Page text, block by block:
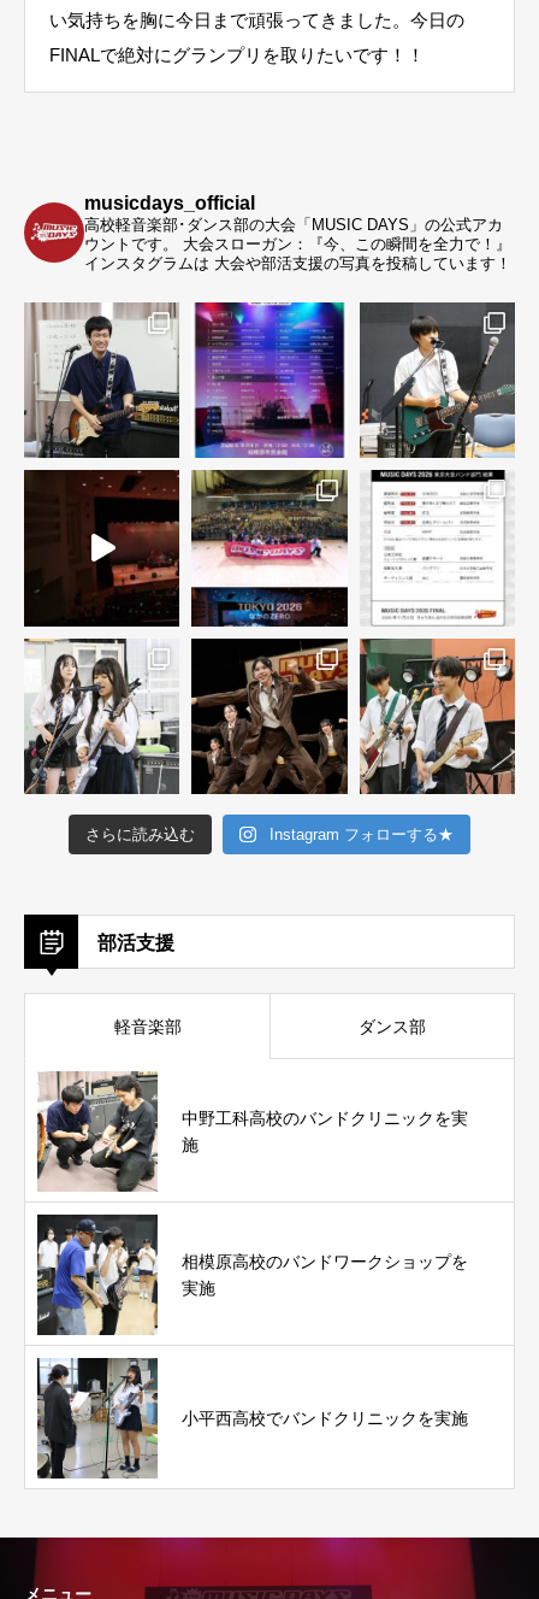
い気持ちを胸に今日まで頑張ってきました。今日の
FINALで絶対にグランプリを取りたいです！！
musicdays_official
高校軽音楽部･ダンス部の大会「MUSIC DAYS」の公式アカ
ウントです。
大会スローガン：『今、この瞬間を全力で！』
インスタグラムは 大会や部活支援の写真を投稿しています！
さらに読み込む Instagram フォローする★
部活支援
軽音楽部 ダンス部
中野工科高校のバンドクリニックを実
施
相模原高校のバンドワークショップを
実施
小平西高校でバンドクリニックを実施
メニュー